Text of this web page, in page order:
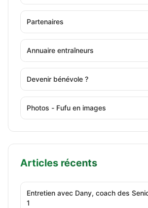
Partenaires
Annuaire entraîneurs
Devenir bénévole ?
Photos - Fufu en images
Articles récents
Entretien avec Dany, coach des
1